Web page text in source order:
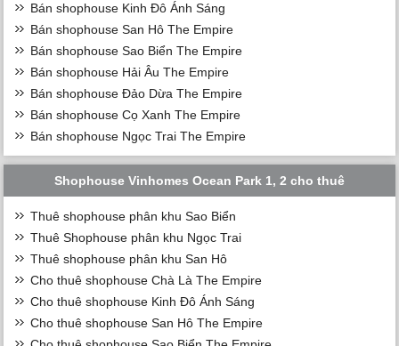
Bán shophouse Kinh Đô Ánh Sáng
Bán shophouse San Hô The Empire
Bán shophouse Sao Biển The Empire
Bán shophouse Hải Âu The Empire
Bán shophouse Đảo Dừa The Empire
Bán shophouse Cọ Xanh The Empire
Bán shophouse Ngọc Trai The Empire
Shophouse Vinhomes Ocean Park 1, 2 cho thuê
Thuê shophouse phân khu Sao Biển
Thuê Shophouse phân khu Ngọc Trai
Thuê shophouse phân khu San Hô
Cho thuê shophouse Chà Là The Empire
Cho thuê shophouse Kinh Đô Ánh Sáng
Cho thuê shophouse San Hô The Empire